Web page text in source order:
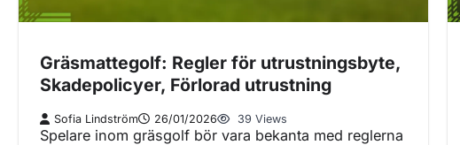
Gräsmattegolf: Regler för utrustningsbyte,
Skadepolicyer, Förlorad utrustning
Sofia Lindström 26/01/2026 39 Views
Spelare inom gräsgolf bör vara bekanta med reglerna